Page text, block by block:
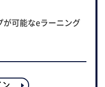
が可能なeラーニング